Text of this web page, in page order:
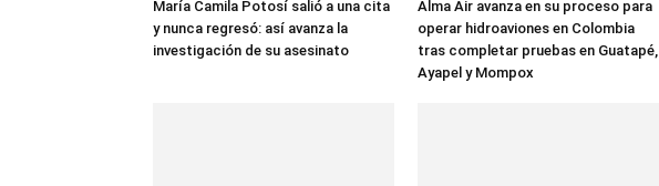
María Camila Potosí salió a una cita
y nunca regresó: así avanza la
investigación de su asesinato
Alma Air avanza en su proceso para
operar hidroaviones en Colombia
tras completar pruebas en Guatapé,
Ayapel y Mompox